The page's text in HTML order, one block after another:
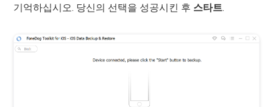
기억하십시오. 당신의 선택을 성공시킨 후 스타트.